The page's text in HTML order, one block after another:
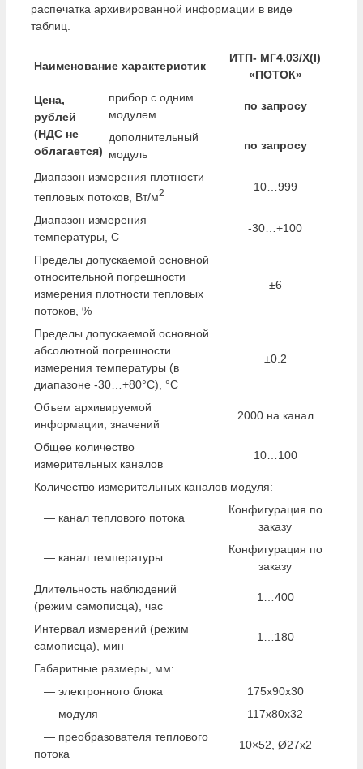
распечатка архивированной информации в виде
таблиц.
Наименование характеристик
ИТП- МГ4.03/Х(I)
«ПОТОК»
Цена,
рублей
(НДС не
облагается)
прибор с одним
модулем
по запросу
дополнительный
модуль
по запросу
Диапазон измерения плотности
тепловых потоков, Вт/м2 10…999
Диапазон измерения
температуры, С
-30…+100
Пределы допускаемой основной
относительной погрешности
измерения плотности тепловых
потоков, %
±6
Пределы допускаемой основной
абсолютной погрешности
измерения температуры (в
диапазоне -30…+80°С), °С
±0.2
Объем архивируемой
информации, значений
2000 на канал
Общее количество
измерительных каналов
10…100
Количество измерительных каналов модуля:
— канал теплового потока
Конфигурация по
заказу
— канал температуры
Конфигурация по
заказу
Длительность наблюдений
(режим самописца), час
1…400
Интервал измерений (режим
самописца), мин
1…180
Габаритные размеры, мм:
— электронного блока
175х90х30
— модуля
117х80х32
— преобразователя теплового
потока
10×52, Ø27х2